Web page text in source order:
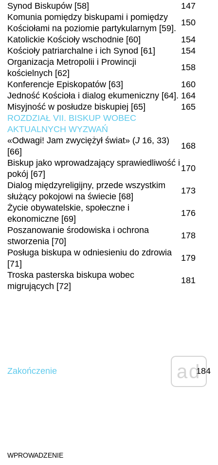
Synod Biskupów [58]
147
Komunia pomiędzy biskupami i pomiędzy
Kościołami na poziomie partykularnym [59].
150
Katolickie Kościoły wschodnie [60]
154
Kościoły patriarchalne i ich Synod [61]
154
Organizacja Metropolii i Prowincji
kościelnych [62]
158
Konferencje Episkopatów [63]
160
Jedność Kościoła i dialog ekumeniczny [64]. 164
Misyjność w posłudze biskupiej [65]
165
ROZDZIAŁ VII. BISKUP WOBEC
AKTUALNYCH WYZWAŃ
«Odwagi! Jam zwyciężył świat» (J 16, 33)
[66]
168
Biskup jako wprowadzający sprawiedliwość i
pokój [67]
170
Dialog międzyreligijny, przede wszystkim
służący pokojowi na świecie [68]
173
Życie obywatelskie, społeczne i
ekonomiczne [69]
176
Poszanowanie środowiska i ochrona
stworzenia [70]
178
Posługa biskupa w odniesieniu do zdrowia
[71]
179
Troska pasterska biskupa wobec
migrujących [72]
181
Zakończenie ad184
WPROWADZENIE